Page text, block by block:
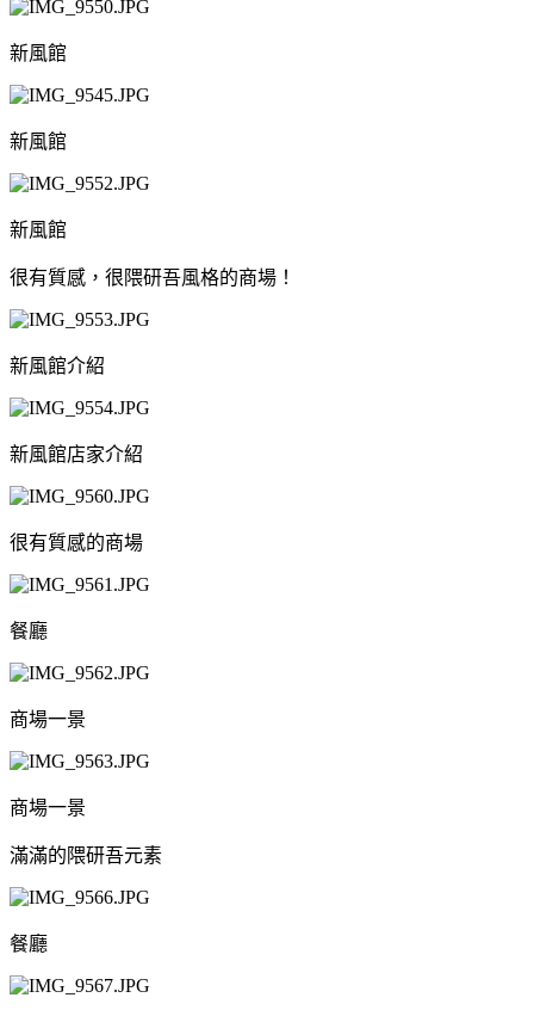
新風館
新風館
新風館
很有質感，很隈研吾風格的商場！
新風館介紹
新風館店家介紹
很有質感的商場
餐廳
商場一景
商場一景
滿滿的隈研吾元素
餐廳